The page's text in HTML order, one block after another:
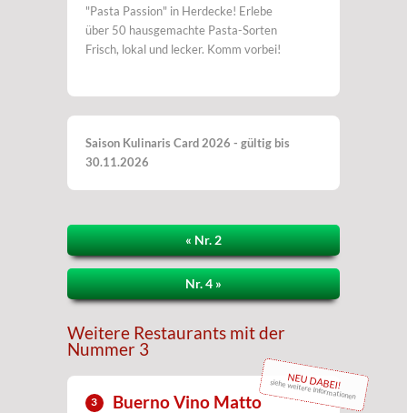
"Pasta Passion" in Herdecke! Erlebe
über 50 hausgemachte Pasta-Sorten
Frisch, lokal und lecker. Komm vorbei!
Saison Kulinaris Card 2026 - gültig bis
30.11.2026
« Nr. 2
Nr. 4 »
Weitere Restaurants mit der
Nummer 3
NEU DABEI!
siehe weitere Informationen
3 Buerno Vino Matto